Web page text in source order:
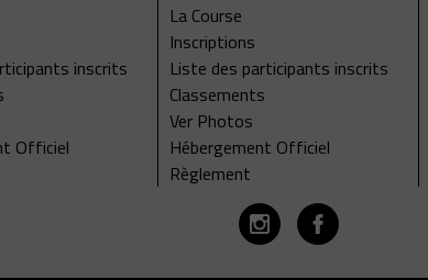
inscrits
Officiel
La Course
Inscriptions
Liste des participants inscrits
Classements
Ver Photos
Hébergement Officiel
Règlement